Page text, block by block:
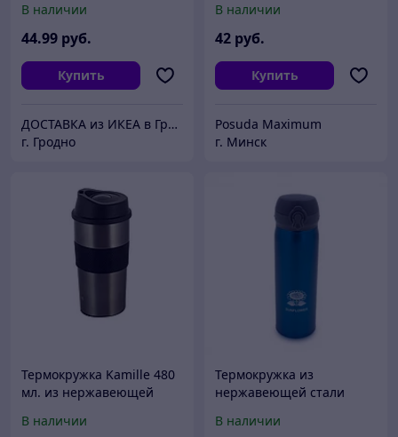
ремешком
В наличии
44.99 руб.
Купить
ДОСТАВКА из ИКЕА в Гродно
г. Гродно
вставкой в разных цветах
В наличии
42 руб.
Купить
Posuda Maximum
г. Минск
Термокружка Kamille 480
мл. из нержавеющей
В наличии
Термокружка из
нержавеющей стали
D
В наличии